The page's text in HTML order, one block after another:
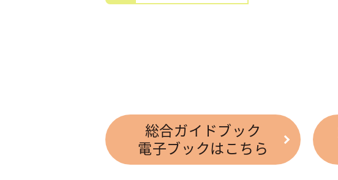
総合ガイドブック
電子ブックはこちら